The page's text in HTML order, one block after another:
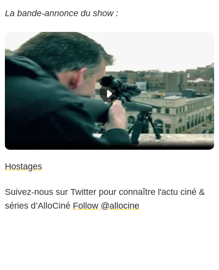
La bande-annonce du show :
Hostages
Suivez-nous sur Twitter pour connaître l'actu ciné &
séries d’AlloCiné Follow @allocine